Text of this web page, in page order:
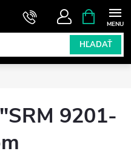
HĽADAŤ
KOŠÍK
9201-